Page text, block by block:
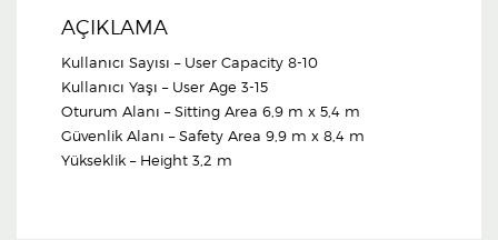
AÇIKLAMA
Kullanıcı Sayısı – User Capacity 8-10
Kullanıcı Yaşı – User Age 3-15
Oturum Alanı – Sitting Area 6,9 m x 5,4 m
Güvenlik Alanı – Safety Area 9,9 m x 8,4 m
Yükseklik – Height 3,2 m